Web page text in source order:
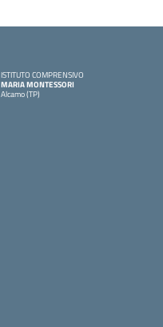
ISTITUTO COMPRENSIVO
MARIA MONTESSORI
Alcamo (TP)